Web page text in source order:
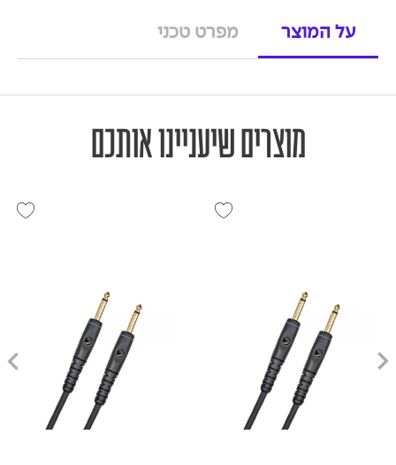
על המוצר מפרט טכני
מוצרים שיעניינו אותכם